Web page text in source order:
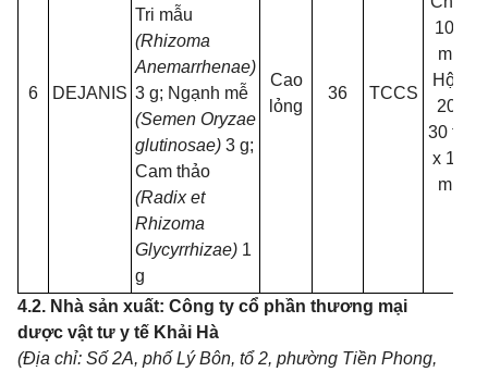
6 DEJANIS
Tri mẫu
(Rhizoma
Anemarrhenae)
3 g; Ngạnh mễ
(Semen Oryzae
glutinosae) 3 g;
Cam thảo
(Radix et
Rhizoma
Glycyrrhizae) 1
g
Cao
lỏng
36 TCCS
100
ml.
Hộp
20,
30 túi
x 10
ml.
4.2. Nhà sản xuất: Công ty cổ phần thương mại
dược vật tư y tế Khải Hà
(Địa chỉ: Số 2A, phố Lý Bôn, tổ 2, phường Tiền Phong,